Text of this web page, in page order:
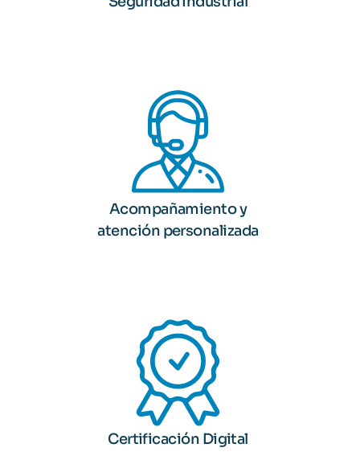
Acompañamiento y
atención personalizada
Certificación Digital